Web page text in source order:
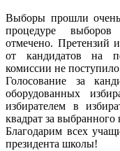
Выборы прошли
процедуре
отмечено. Претензий
от кандидатов на
комиссии не
Голосование за
оборудованных
избирателем в
квадрат за выбранного
Благодарим всех
президента школы!